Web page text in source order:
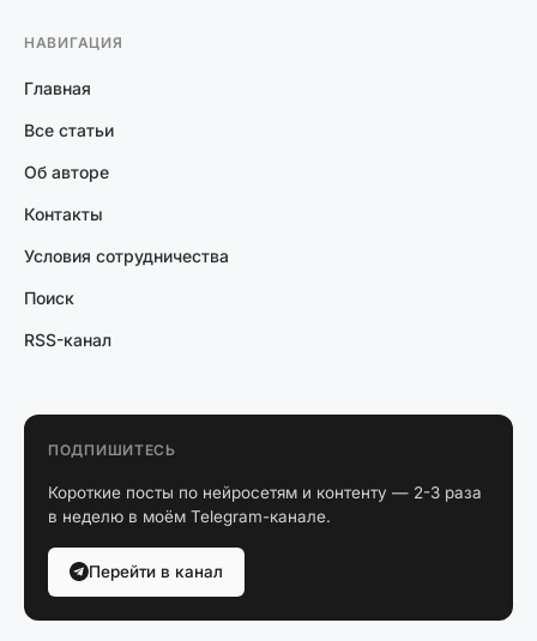
НАВИГАЦИЯ
Главная
Все статьи
Об авторе
Контакты
Условия сотрудничества
Поиск
RSS-канал
ПОДПИШИТЕСЬ
Короткие посты по нейросетям и контенту — 2-3 раза
в неделю в моём Telegram-канале.
Перейти в канал